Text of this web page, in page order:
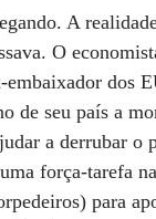
A
O
dos
de seu país a
a derrubar o
força-tarefa
para